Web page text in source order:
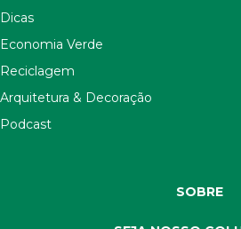
Dicas
Economia Verde
Reciclagem
Arquitetura & Decoração
Podcast
SOBRE